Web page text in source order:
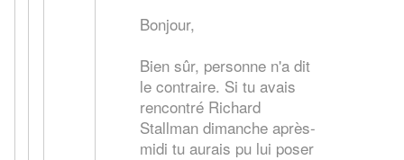
Bonjour,
Bien sûr, personne n'a dit
le contraire. Si tu avais
rencontré Richard
Stallman dimanche après-
midi tu aurais pu lui poser